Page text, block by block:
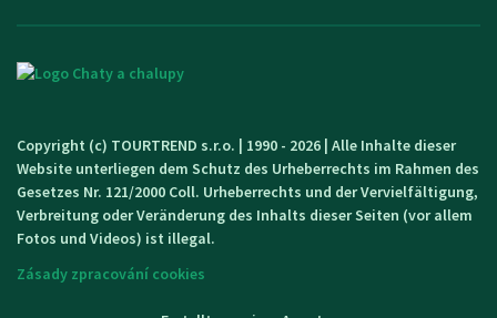
Copyright (c) TOURTREND s.r.o. | 1990 - 2026 | Alle Inhalte dieser
Website unterliegen dem Schutz des Urheberrechts im Rahmen des
Gesetzes Nr. 121/2000 Coll. Urheberrechts und der Vervielfältigung,
Verbreitung oder Veränderung des Inhalts dieser Seiten (vor allem
Fotos und Videos) ist illegal.
Zásady zpracování cookies